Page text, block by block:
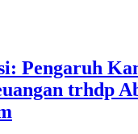
Pengaruh
trhdp